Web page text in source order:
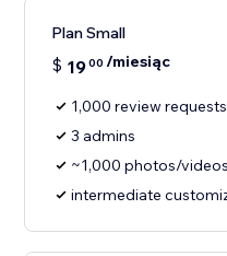
Plan Small
$ 1900 /miesiąc
1,000 review
3 admins
~1,000 photos/
intermediate